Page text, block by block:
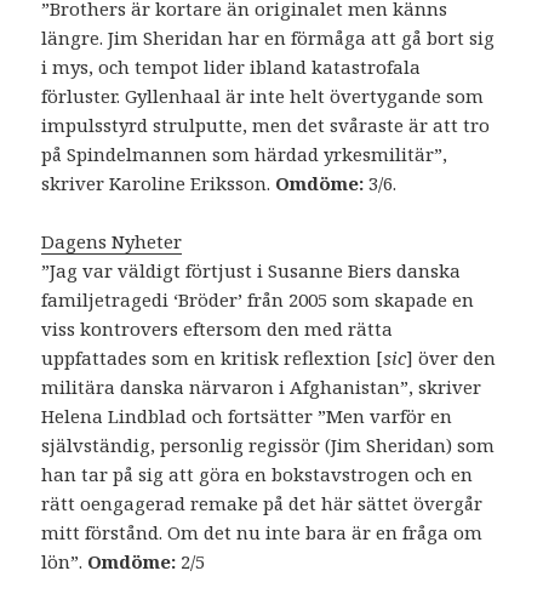
”Brothers är kortare än originalet men känns
längre. Jim Sheridan har en förmåga att gå bort sig
i mys, och tempot lider ibland katastrofala
förluster. Gyllenhaal är inte helt övertygande som
impulsstyrd strulputte, men det svåraste är att tro
på Spindelmannen som härdad yrkesmilitär”,
skriver Karoline Eriksson. Omdöme: 3/6.
Dagens Nyheter
”Jag var väldigt förtjust i Susanne Biers danska
familjetragedi ‘Bröder’ från 2005 som skapade en
viss kontrovers eftersom den med rätta
uppfattades som en kritisk reflextion [sic] över den
militära danska närvaron i Afghanistan”, skriver
Helena Lindblad och fortsätter ”Men varför en
självständig, personlig regissör (Jim Sheridan) som
han tar på sig att göra en bokstavstrogen och en
rätt oengagerad remake på det här sättet övergår
mitt förstånd. Om det nu inte bara är en fråga om
lön”. Omdöme: 2/5